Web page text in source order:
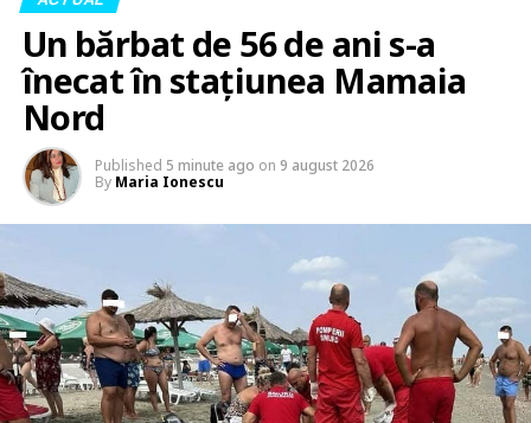
Un bărbat de 56 de ani s-a
înecat în stațiunea Mamaia
Nord
Published 5 minute ago on 9 august 2026
By Maria Ionescu